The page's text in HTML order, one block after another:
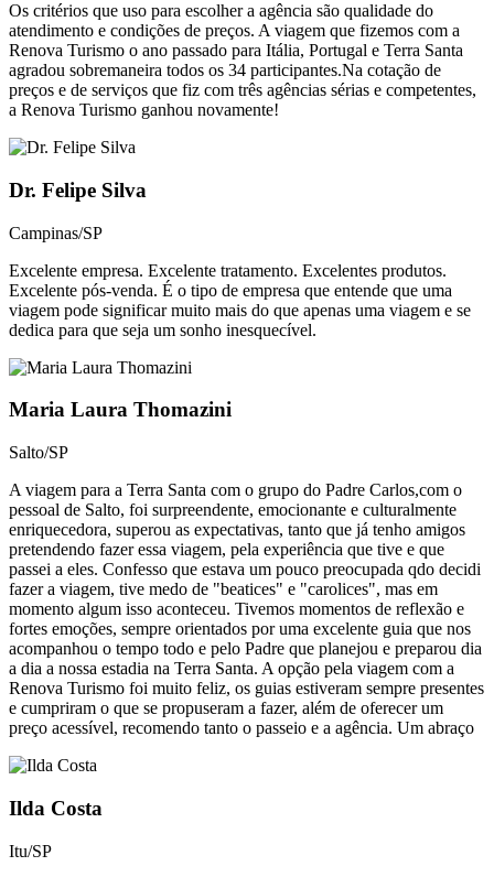
Os critérios que uso para escolher a agência são qualidade do
atendimento e condições de preços. A viagem que fizemos com a
Renova Turismo o ano passado para Itália, Portugal e Terra Santa
agradou sobremaneira todos os 34 participantes.Na cotação de
preços e de serviços que fiz com três agências sérias e competentes,
a Renova Turismo ganhou novamente!
Dr. Felipe Silva
Campinas/SP
Excelente empresa. Excelente tratamento. Excelentes produtos.
Excelente pós-venda. É o tipo de empresa que entende que uma
viagem pode significar muito mais do que apenas uma viagem e se
dedica para que seja um sonho inesquecível.​
Maria Laura Thomazini
Salto/SP
A viagem para a Terra Santa com o grupo do Padre Carlos,com o
pessoal de Salto, foi surpreendente, emocionante e culturalmente
enriquecedora, superou as expectativas, tanto que já tenho amigos
pretendendo fazer essa viagem, pela experiência que tive e que
passei a eles. Confesso que estava um pouco preocupada qdo decidi
fazer a viagem, tive medo de "beatices" e "carolices", mas em
momento algum isso aconteceu. Tivemos momentos de reflexão e
fortes emoções, sempre orientados por uma excelente guia que nos
acompanhou o tempo todo e pelo Padre que planejou e preparou dia
a dia a nossa estadia na Terra Santa. A opção pela viagem com a
Renova Turismo foi muito feliz, os guias estiveram sempre presentes
e cumpriram o que se propuseram a fazer, além de oferecer um
preço acessível, recomendo tanto o passeio e a agência. Um abraço
Ilda Costa
Itu/SP